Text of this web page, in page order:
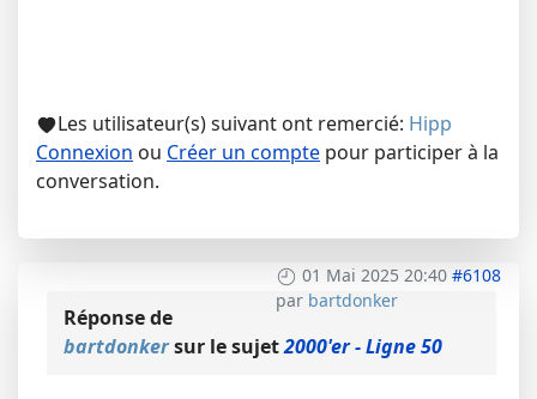
Les utilisateur(s) suivant ont remercié: Hipp
Connexion ou Créer un compte pour participer à la
conversation.
01 Mai 2025 20:40 #6108
par bartdonker
Réponse de
bartdonkersur le sujet2000'er - Ligne 50